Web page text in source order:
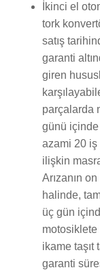
İkinci el
tork
satış
garanti
giren
parçalarda
günü
azami 20 iş
ilişkin
Arızanın
halinde,
üç gün
ikame taşıt
garanti